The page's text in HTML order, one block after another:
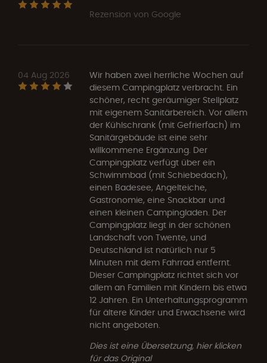
Rezension von Google
04 Aug 2026
Wir haben zwei herrliche Wochen auf
diesem Campingplatz verbracht. Ein
schöner, recht geräumiger Stellplatz
mit eigenem Sanitärbereich. Vor allem
der Kühlschrank (mit Gefrierfach) im
Sanitärgebäude ist eine sehr
willkommene Ergänzung. Der
Campingplatz verfügt über ein
Schwimmbad (mit Schiebedach),
einen Badesee, Angelteiche,
Gastronomie, eine Snackbar und
einen kleinen Campingladen. Der
Campingplatz liegt in der schönen
Landschaft von Twente, und
Deutschland ist natürlich nur 5
Minuten mit dem Fahrrad entfernt.
Dieser Campingplatz richtet sich vor
allem an Familien mit Kindern bis etwa
12 Jahren. Ein Unterhaltungsprogramm
für ältere Kinder und Erwachsene wird
nicht angeboten.
Dies ist eine Übersetzung, hier klicken
für das Original